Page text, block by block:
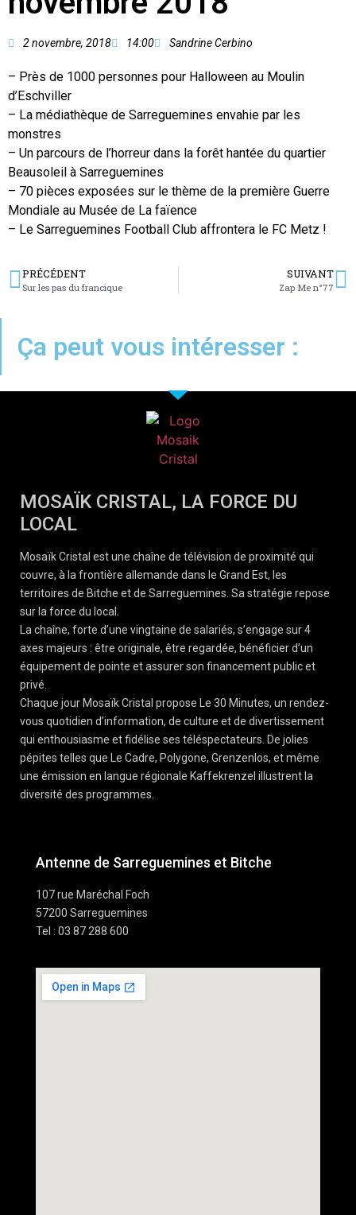
2 novembre, 2018 14:00 Sandrine Cerbino
– Près de 1000 personnes pour Halloween au Moulin
d’Eschviller
– La médiathèque de Sarreguemines envahie par les
monstres
– Un parcours de l’horreur dans la forêt hantée du quartier
Beausoleil à Sarreguemines
– 70 pièces exposées sur le thème de la première Guerre
Mondiale au Musée de La faïence
– Le Sarreguemines Football Club affrontera le FC Metz !
PRÉCÉDENT
Sur les pas du francique
SUIVANT
Zap Me n°77
Ça peut vous intéresser :
MOSAÏK CRISTAL, LA FORCE DU
LOCAL
Mosaïk Cristal est une chaîne de télévision de proximité qui
couvre, à la frontière allemande dans le Grand Est, les
territoires de Bitche et de Sarreguemines. Sa stratégie repose
sur la force du local.
La chaîne, forte d’une vingtaine de salariés, s’engage sur 4
axes majeurs : être originale, être regardée, bénéficier d’un
équipement de pointe et assurer son financement public et
privé.
Chaque jour Mosaïk Cristal propose Le 30 Minutes, un rendez-
vous quotidien d’information, de culture et de divertissement
qui enthousiasme et fidélise ses téléspectateurs. De jolies
pépites telles que Le Cadre, Polygone, Grenzenlos, et même
une émission en langue régionale Kaffekrenzel illustrent la
diversité des programmes.
Antenne de Sarreguemines et Bitche
107 rue Maréchal Foch
57200 Sarreguemines
Tel : 03 87 288 600